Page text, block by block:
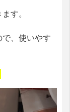
す。
、使いやす